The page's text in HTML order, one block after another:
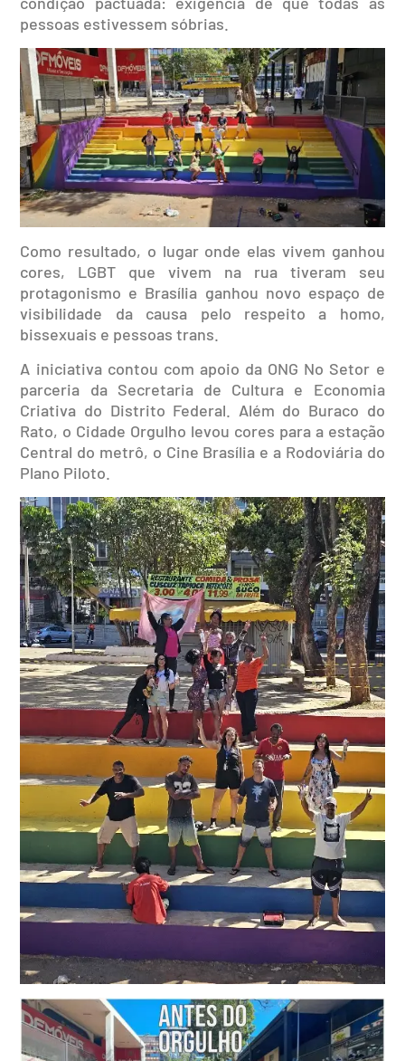
pessoas estivessem sóbrias.
Como resultado, o lugar onde elas vivem ganhou
cores, LGBT que vivem na rua tiveram seu
protagonismo e Brasília ganhou novo espaço de
visibilidade da causa pelo respeito a homo,
bissexuais e pessoas trans.
A iniciativa contou com apoio da ONG No Setor e
parceria da Secretaria de Cultura e Economia
Criativa do Distrito Federal. Além do Buraco do
Rato, o Cidade Orgulho levou cores para a estação
Central do metrô, o Cine Brasília e a Rodoviária do
Plano Piloto.